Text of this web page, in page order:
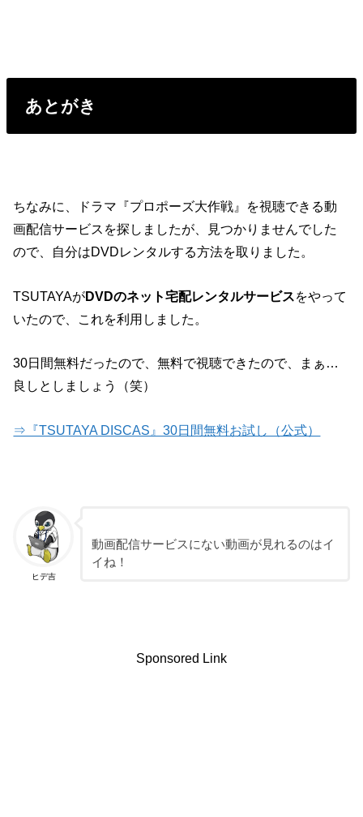
あとがき
ちなみに、ドラマ『プロポーズ大作戦』を視聴できる動
画配信サービスを探しましたが、見つかりませんでした
ので、自分はDVDレンタルする方法を取りました。
TSUTAYAがDVDのネット宅配レンタルサービスをやって
いたので、これを利用しました。
30日間無料だったので、無料で視聴できたので、まぁ…
良しとしましょう（笑）
⇒『TSUTAYA DISCAS』30日間無料お試し（公式）
ヒデ吉
動画配信サービスにない動画が見れるのはイ
イね！
Sponsored Link